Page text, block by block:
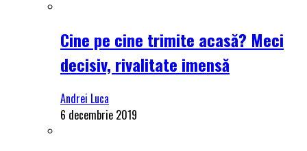
Cine pe cine trimite acasă? Meci
decisiv, rivalitate imensă
Andrei Luca
6 decembrie 2019